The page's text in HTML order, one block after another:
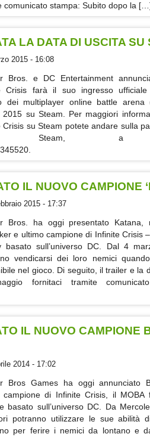
comunicato stampa: Subito dopo la
LA DATA DI USCITA SU
2015 - 16:08
Bros. e DC Entertainment
Crisis farà il suo ingresso
dei multiplayer online battle arena
2015 su Steam. Per maggiori
Crisis su Steam potete andare sulla
Steam, a
IL NUOVO CAMPIONE
2015 - 17:37
Bros. ha oggi presentato Katana,
e ultimo campione di Infinite Crisis
basato sull’universo DC. Dal 4
vendicarsi dei loro nemici
nel gioco. Di seguito, il trailer e la
fornitaci tramite
IL NUOVO CAMPIONE
2014 - 17:02
Bros Games ha oggi annunciato
campione di Infinite Crisis, il MOBA
basato sull’universo DC. Da
potranno utilizzare le sue abilità
per ferire i nemici da lontano e